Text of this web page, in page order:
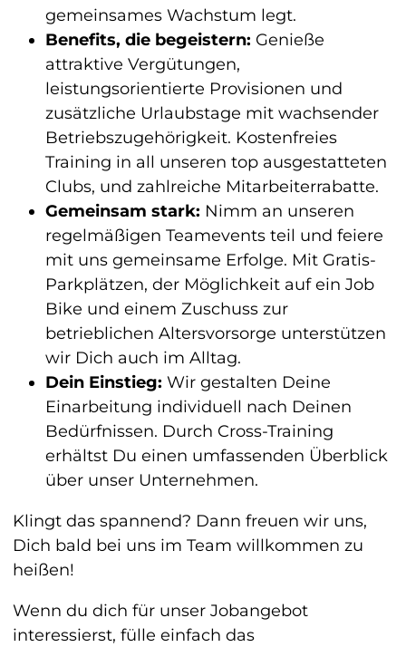
gemeinsames Wachstum legt.
Benefits, die begeistern: Genieße
attraktive Vergütungen,
leistungsorientierte Provisionen und
zusätzliche Urlaubstage mit wachsender
Betriebszugehörigkeit. Kostenfreies
Training in all unseren top ausgestatteten
Clubs, und zahlreiche Mitarbeiterrabatte.
Gemeinsam stark: Nimm an unseren
regelmäßigen Teamevents teil und feiere
mit uns gemeinsame Erfolge. Mit Gratis-
Parkplätzen, der Möglichkeit auf ein Job
Bike und einem Zuschuss zur
betrieblichen Altersvorsorge unterstützen
wir Dich auch im Alltag.
Dein Einstieg: Wir gestalten Deine
Einarbeitung individuell nach Deinen
Bedürfnissen. Durch Cross-Training
erhältst Du einen umfassenden Überblick
über unser Unternehmen.
Klingt das spannend? Dann freuen wir uns,
Dich bald bei uns im Team willkommen zu
heißen!
Wenn du dich für unser Jobangebot
interessierst, fülle einfach das